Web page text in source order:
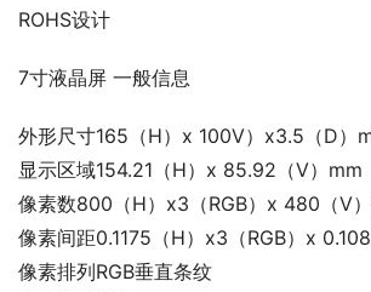
ROHS设计
7寸液晶屏 一般信息
外形尺寸165（H）x 100V）x3.5（D）
显示区域154.21（H）x 85.92（V）mm
像素数800（H）x3（RGB）x 480（V
像素间距0.1175（H）x3（RGB）x
像素排列RGB垂直条纹